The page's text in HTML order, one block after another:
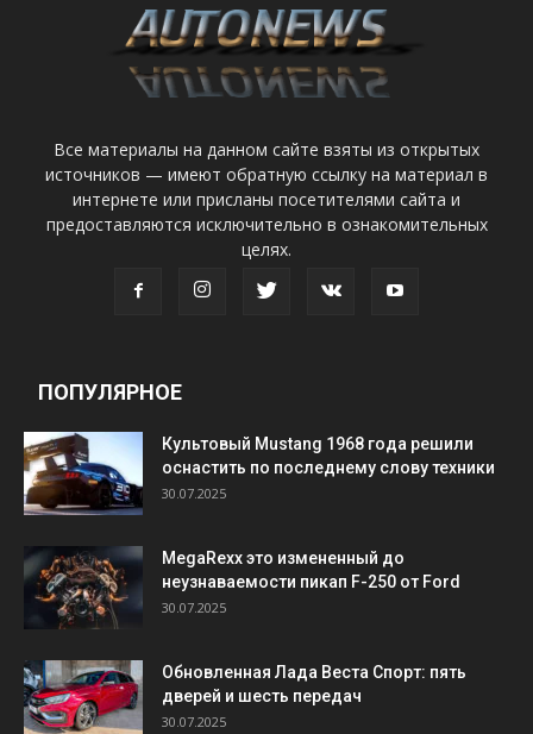
Все материалы на данном сайте взяты из открытых
источников — имеют обратную ссылку на материал в
интернете или присланы посетителями сайта и
предоставляются исключительно в ознакомительных
целях.
ПОПУЛЯРНОЕ
Культовый Mustang 1968 года решили
оснастить по последнему слову техники
30.07.2025
MegaRexx это измененный до
неузнаваемости пикап F-250 от Ford
30.07.2025
Обновленная Лада Веста Спорт: пять
дверей и шесть передач
30.07.2025